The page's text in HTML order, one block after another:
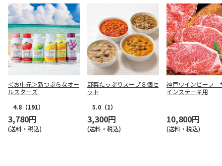
＜お中元＞新つぶらなオー
ルスターズ
4.8 （191）
3,780円
(送料・税込)
野菜たっぷりスープ８個セ
ット
5.0 （1）
3,300円
(送料・税込)
神戸ワインビーフ
インステーキ用
10,800円
(送料・税込)